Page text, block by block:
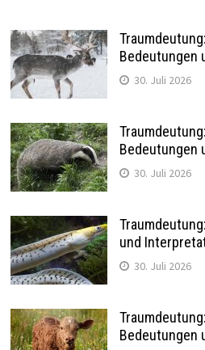
Bedeutungen
30. Juli 2026
Bedeutungen
30. Juli 2026
und
30. Juli 2026
Bedeutungen